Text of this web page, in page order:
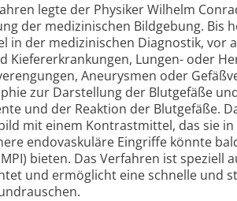
legte der Physiker Wilhelm
der medizinischen Bildgebung.
in der medizinischen Diagnostik, vor
Kiefererkrankungen, Lungen- oder
Aneurysmen oder
zur Darstellung der Blutgefäße
und der Reaktion der Blutgefäße.
mit einem Kontrastmittel, das sie
endovaskuläre Eingriffe könnte
bieten. Das Verfahren ist
und ermöglicht eine schnelle und